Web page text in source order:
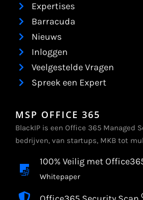
Expertises
Barracuda
Nieuws
Inloggen
Veelgestelde Vragen
Spreek een Expert
MSP OFFICE 365
BlackIP is een Office 365 Managed
bedrijven, van startups, MKB tot
100% Veilig met
Whitepaper